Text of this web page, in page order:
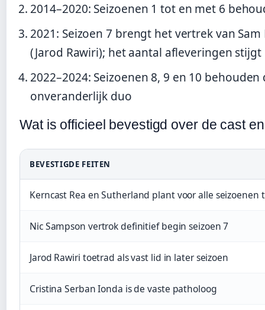
2014–2020: Seizoenen 1 tot en met 6
2021: Seizoen 7 brengt het vertrek van
(Jarod Rawiri); het aantal afleveringen stijgt
2022–2024: Seizoenen 8, 9 en 10
onveranderlijk duo
Wat is officieel bevestigd over de cast
BEVESTIGDE FEITEN
Kerncast Rea en Sutherland plant voor alle seizoenen
Nic Sampson vertrok definitief begin seizoen 7
Jarod Rawiri toetrad als vast lid in later seizoen
Cristina Serban Ionda is de vaste patholoog